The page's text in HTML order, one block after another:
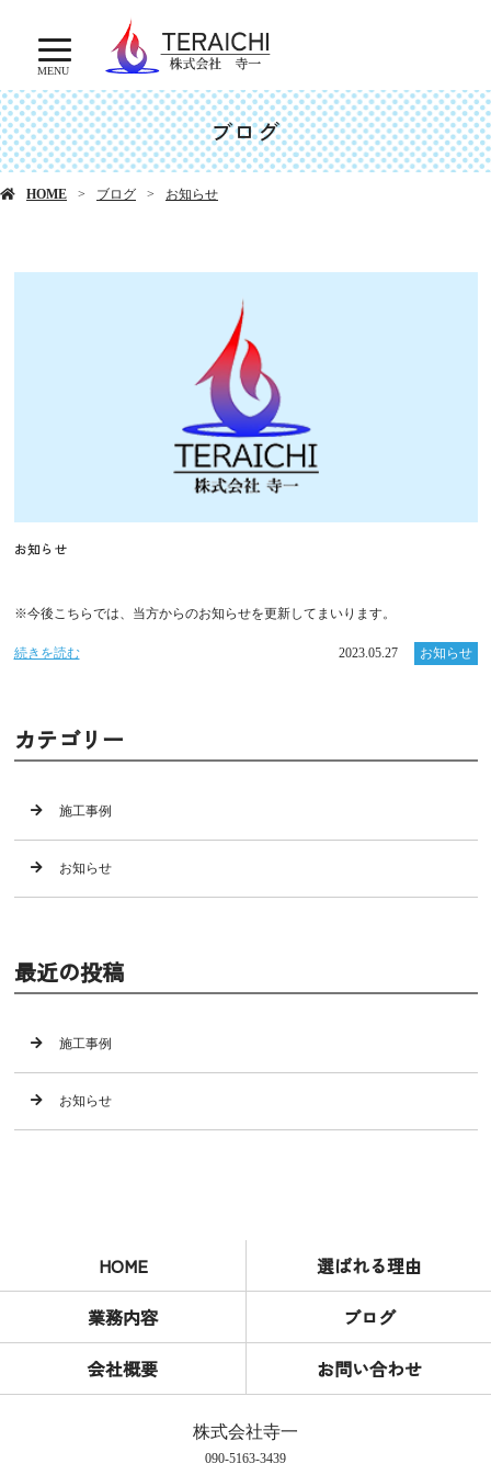
MENU
ブログ
HOME ブログ お知らせ
お知らせ
※今後こちらでは、当方からのお知らせを更新してまいります。
続きを読む 2023.05.27 お知らせ
カテゴリー
施工事例
お知らせ
最近の投稿
施工事例
お知らせ
HOME
選ばれる理由
業務内容
ブログ
会社概要
お問い合わせ
株式会社寺一
090-5163-3439